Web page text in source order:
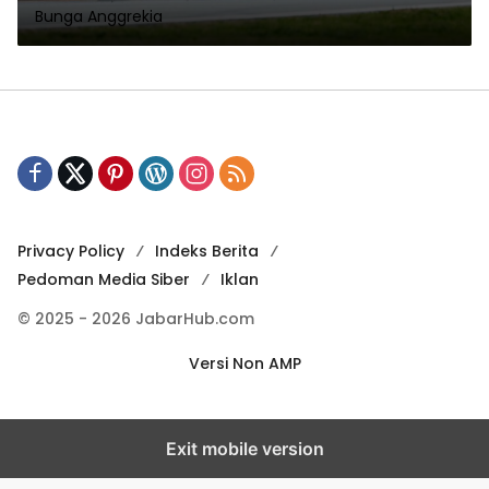
Bunga Anggrekia
Privacy Policy
Indeks Berita
Pedoman Media Siber
Iklan
© 2025 - 2026 JabarHub.com
Versi Non AMP
Exit mobile version